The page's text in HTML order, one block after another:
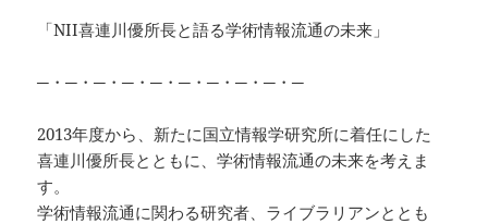
「NII喜連川優所長と語る学術情報流通の未来」
─・─・─・─・─・─・─・─・─・─
2013年度から、新たに国立情報学研究所に着任にした
喜連川優所長とともに、学術情報流通の未来を考えま
す。
学術情報流通に関わる研究者、ライブラリアンととも